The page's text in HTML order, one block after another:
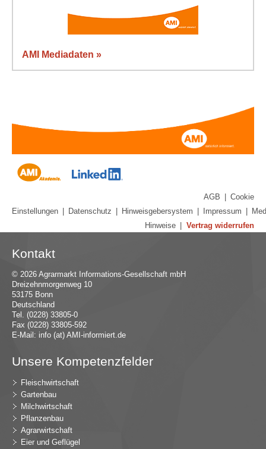
AMI Mediadaten »
AGB
Cookie
Einstellungen
Datenschutz Hinweisgebersystem Impressum
Hinweise
Vertrag widerrufen
Kontakt
© 2026 Agrarmarkt Informations-Gesellschaft mbH
Dreizehnmorgenweg 10
53175 Bonn
Deutschland
Tel. (0228) 33805-0
Fax (0228) 33805-592
E-Mail: info (at) AMI-informiert.de
Unsere Kompetenzfelder
Fleischwirtschaft
Gartenbau
Milchwirtschaft
Pflanzenbau
Agrarwirtschaft
Eier und Geflügel